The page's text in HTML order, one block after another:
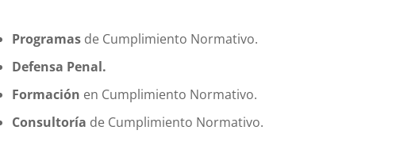
Programasde Cumplimiento Normativo.
Defensa Penal.
Formación en Cumplimiento Normativo.
Consultoría de Cumplimiento Normativo.